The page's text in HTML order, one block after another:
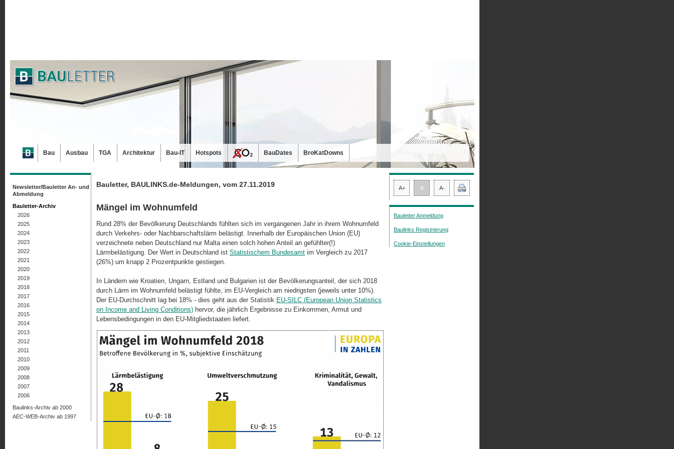
Bauletter, BAULINKS.de-Meldungen, vom 27.11.2019
Mängel im Wohnumfeld
Rund 28% der Bevölkerung Deutschlands fühlten sich im vergangenen Jahr in ihrem Wohnumfeld
durch Verkehrs- oder Nachbarschaftslärm belästigt. Innerhalb der Euro­päi­schen Union (EU)
verzeichnete neben Deutschland nur Malta einen solch hohen Anteil an gefühlter(!)
Lärmbelästigung. Der Wert in Deutschland ist Statistischem Bundesamt im Vergleich zu 2017
(26%) um knapp 2 Prozentpunkte gestiegen.
In Ländern wie Kroatien, Ungarn, Estland und Bulgarien ist der Bevölkerungsanteil, der sich 2018
durch Lärm im Wohnumfeld belästigt fühlte, im EU-Vergleich am niedrigsten (jeweils unter 10%).
Der EU-Durchschnitt lag bei 18% - dies geht aus der Statistik EU-SILC (European Union Statistics
on Income and Living Conditions) hervor, die jährlich Ergebnisse zu Einkommen, Armut und
Lebensbedingungen in den EU-Mitgliedstaaten liefert.
Newsletter/Bauletter An- und
Abmeldung
Bauletter-Archiv
2026
2025
2024
2023
2022
2021
2020
2019
2018
2017
2016
2015
2014
2013
2012
2011
2010
2009
2008
2007
2006
Baulinks-Archiv ab 2000
AEC-WEB-Archiv ab 1997
A+ A A-
Bauletter Anmeldung
Baulinks Registrierung
Cookie-Einstellungen
Bau Ausbau TGA Architektur Bau-IT Hotspots BauDates BroKatDowns